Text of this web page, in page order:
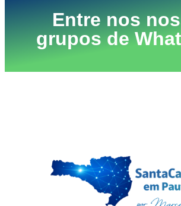
Entre nos
grupos de